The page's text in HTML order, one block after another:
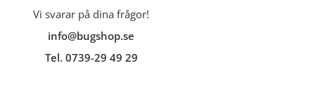
Vi svarar på dina frågor!
info@bugshop.se
Tel. 0739-29 49 29